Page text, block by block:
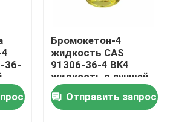
36-
Бромокетон-4
жидкость CAS
91306-36-4 BK4
жидкость с лучшей
ценой
Отправить запрос